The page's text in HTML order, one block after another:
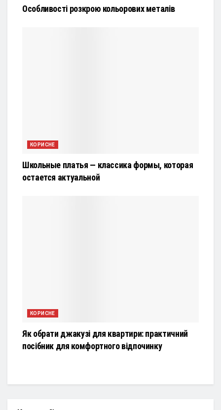
Особливості розкрою кольорових металів
КОРИСНЕ
Школьные платья — классика формы, которая
остается актуальной
КОРИСНЕ
Як обрати джакузі для квартири: практичний
посібник для комфортного відпочинку